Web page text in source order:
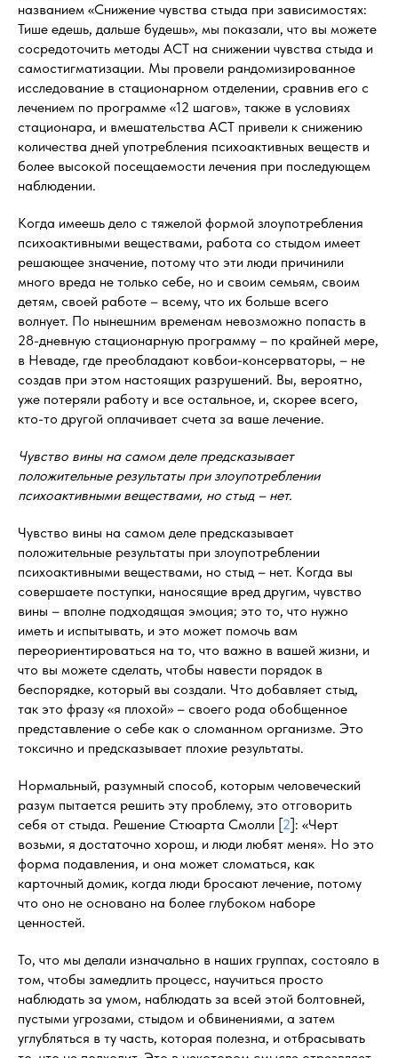
названием «Снижение чувства стыда при зависимостях:
Тише едешь, дальше будешь», мы показали, что вы можете
сосредоточить методы ACT на снижении чувства стыда и
самостигматизации. Мы провели рандомизированное
исследование в стационарном отделении, сравнив его с
лечением по программе «12 шагов», также в условиях
стационара, и вмешательства ACT привели к снижению
количества дней употребления психоактивных веществ и
более высокой посещаемости лечения при последующем
наблюдении.
Когда имеешь дело с тяжелой формой злоупотребления
психоактивными веществами, работа со стыдом имеет
решающее значение, потому что эти люди причинили
много вреда не только себе, но и своим семьям, своим
детям, своей работе – всему, что их больше всего
волнует. По нынешним временам невозможно попасть в
28-дневную стационарную программу – по крайней мере,
в Неваде, где преобладают ковбои-консерваторы, – не
создав при этом настоящих разрушений. Вы, вероятно,
уже потеряли работу и все остальное, и, скорее всего,
кто-то другой оплачивает счета за ваше лечение.
Чувство вины на самом деле предсказывает
положительные результаты при злоупотреблении
психоактивными веществами, но стыд – нет.
Чувство вины на самом деле предсказывает
положительные результаты при злоупотреблении
психоактивными веществами, но стыд – нет. Когда вы
совершаете поступки, наносящие вред другим, чувство
вины – вполне подходящая эмоция; это то, что нужно
иметь и испытывать, и это может помочь вам
переориентироваться на то, что важно в вашей жизни, и
что вы можете сделать, чтобы навести порядок в
беспорядке, который вы создали. Что добавляет стыд,
так это фразу «я плохой» – своего рода обобщенное
представление о себе как о сломанном организме. Это
токсично и предсказывает плохие результаты.
Нормальный, разумный способ, которым человеческий
разум пытается решить эту проблему, это отговорить
себя от стыда. Решение Стюарта Смолли [2]: «Черт
возьми, я достаточно хорош, и люди любят меня». Но это
форма подавления, и она может сломаться, как
карточный домик, когда люди бросают лечение, потому
что оно не основано на более глубоком наборе
ценностей.
То, что мы делали изначально в наших группах, состояло в
том, чтобы замедлить процесс, научиться просто
наблюдать за умом, наблюдать за всей этой болтовней,
пустыми угрозами, стыдом и обвинениями, а затем
углубляться в ту часть, которая полезна, и отбрасывать